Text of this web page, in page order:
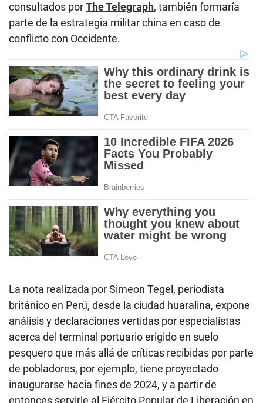
consultados porThe Telegraph, también formaría
parte de la estrategia militar china en caso de
conflicto con Occidente.
La nota realizada por Simeon Tegel, periodista
británico en Perú, desde la ciudad huaralina, expone
análisis y declaraciones vertidas por especialistas
acerca del terminal portuario erigido en suelo
pesquero que más allá de críticas recibidas por parte
de pobladores, por ejemplo, tiene proyectado
inaugurarse hacia fines de 2024, y a partir de
entonces servirle al Ejército Popular de Liberación en